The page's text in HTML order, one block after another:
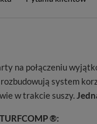
na połączeniu
system
w trakcie suszy.
®: